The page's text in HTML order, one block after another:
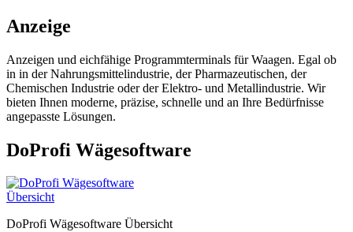
Anzeige
Anzeigen und eichfähige Programmterminals für Waagen. Egal ob
in in der Nahrungsmittelindustrie, der Pharmazeutischen, der
Chemischen Industrie oder der Elektro- und Metallindustrie. Wir
bieten Ihnen moderne, präzise, schnelle und an Ihre Bedürfnisse
angepasste Lösungen.
DoProfi Wägesoftware
DoProfi Wägesoftware Übersicht